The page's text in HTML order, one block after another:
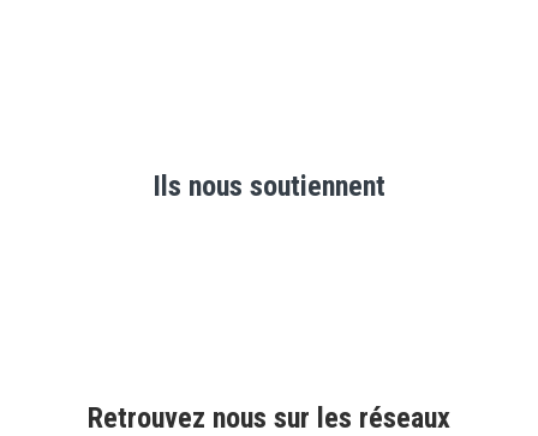
Ils nous soutiennent
Retrouvez nous sur les réseaux